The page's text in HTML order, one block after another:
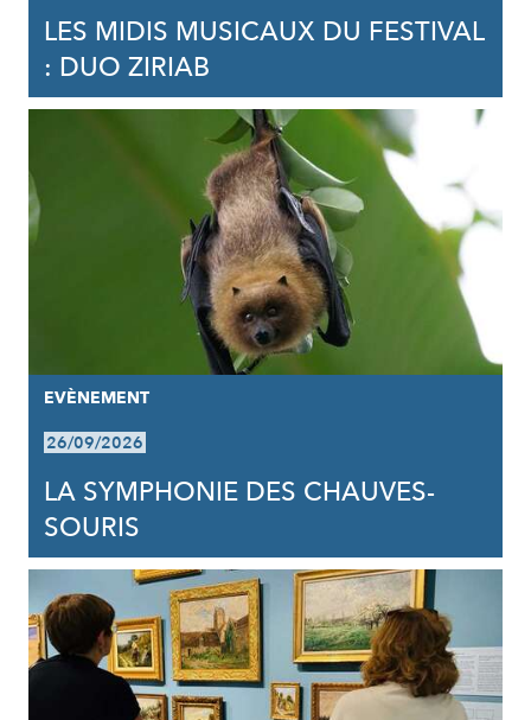
LES MIDIS MUSICAUX DU FESTIVAL
: DUO ZIRIAB
EVÈNEMENT
26/09/2026
LA SYMPHONIE DES CHAUVES-
SOURIS